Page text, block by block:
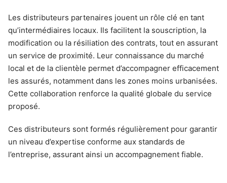
Les distributeurs partenaires jouent un rôle clé en tant
qu’intermédiaires locaux. Ils facilitent la souscription, la
modification ou la résiliation des contrats, tout en assurant
un service de proximité. Leur connaissance du marché
local et de la clientèle permet d’accompagner efficacement
les assurés, notamment dans les zones moins urbanisées.
Cette collaboration renforce la qualité globale du service
proposé.
Ces distributeurs sont formés régulièrement pour garantir
un niveau d’expertise conforme aux standards de
l’entreprise, assurant ainsi un accompagnement fiable.